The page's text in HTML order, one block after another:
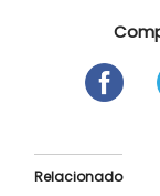
Relacionado